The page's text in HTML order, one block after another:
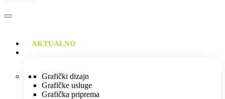
AKTUALNO
Grafički dizajn
Grafičke usluge
Grafička priprema